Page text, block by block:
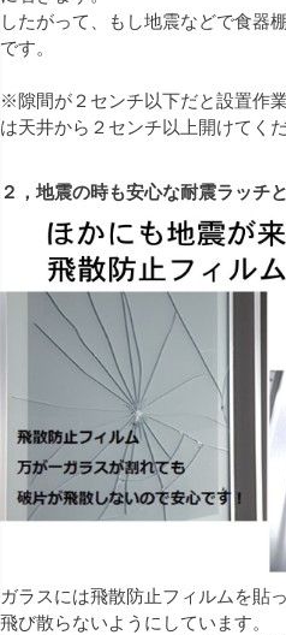
したがって、もし地震などで食器
です。
※隙間が２センチ以下だと設置作
は天井から２センチ以上開けてくだ
２，地震の時も安心な耐震ラッチ
ガラスには飛散防止フィルムを貼
飛び散らないようにしています。